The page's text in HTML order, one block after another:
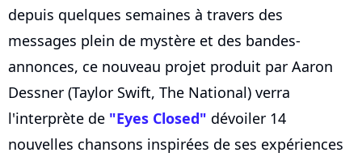
depuis quelques semaines à travers des
messages plein de mystère et des bandes-
annonces, ce nouveau projet produit par Aaron
Dessner (Taylor Swift, The National) verra
l'interprète de "Eyes Closed" dévoiler 14
nouvelles chansons inspirées de ses expériences